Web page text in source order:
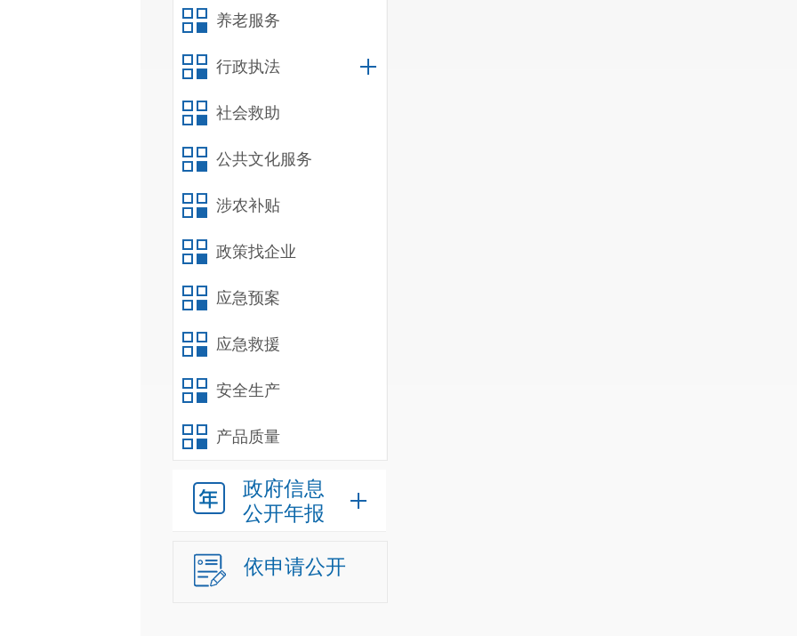
养老服务
行政执法
社会救助
公共文化服务
涉农补贴
政策找企业
应急预案
应急救援
安全生产
产品质量
政府信息
公开年报
依申请公开